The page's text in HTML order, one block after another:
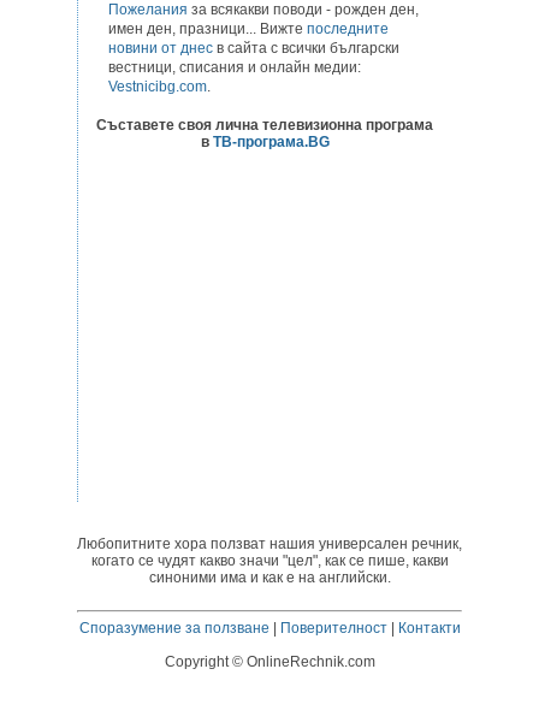
Пожелания за всякакви поводи - рожден ден,
имен ден, празници... Вижте последните
новини от днес в сайта с всички български
вестници, списания и онлайн медии:
Vestnicibg.com.
Съставете своя лична телевизионна програма
в ТВ-програма.BG
Любопитните хора ползват нашия универсален речник,
когато се чудят какво значи "цел", как се пише, какви
синоними има и как е на английски.
Споразумение за ползване Поверителност|
Контакти
Copyright © OnlineRechnik.com